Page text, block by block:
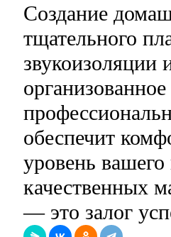
Создание
тщательного
звукоизоляции
обеспечит
уровень
качественных
— это залог